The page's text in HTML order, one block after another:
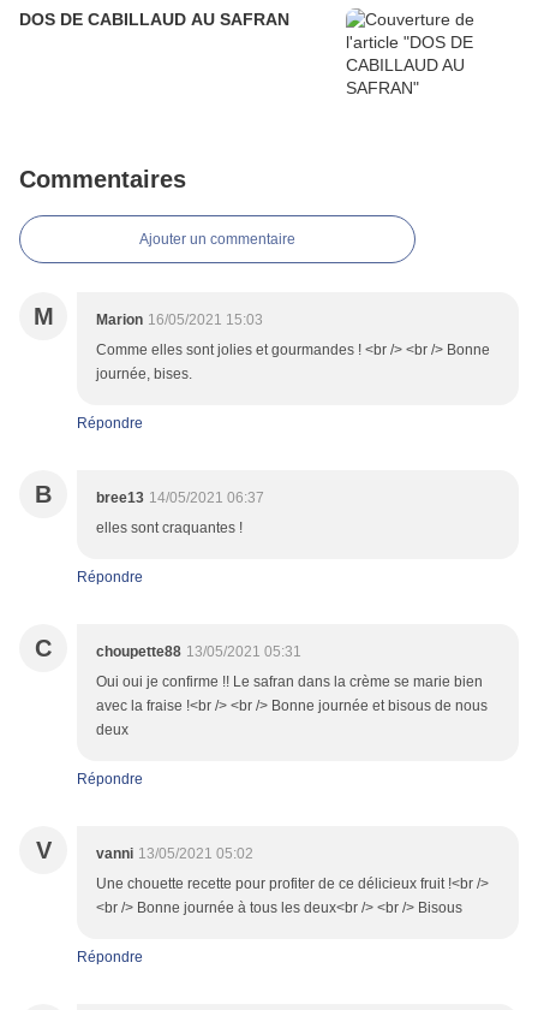
DOS DE CABILLAUD AU SAFRAN
Commentaires
Ajouter un commentaire
M Marion 16/05/2021 15:03
Comme elles sont jolies et gourmandes ! <br /> <br /> Bonne
journée, bises.
Répondre
B bree13 14/05/2021 06:37
elles sont craquantes !
Répondre
C choupette88 13/05/2021 05:31
Oui oui je confirme !! Le safran dans la crème se marie bien
avec la fraise !<br /> <br /> Bonne journée et bisous de nous
deux
Répondre
V vanni 13/05/2021 05:02
Une chouette recette pour profiter de ce délicieux fruit !<br />
<br /> Bonne journée à tous les deux<br /> <br /> Bisous
Répondre